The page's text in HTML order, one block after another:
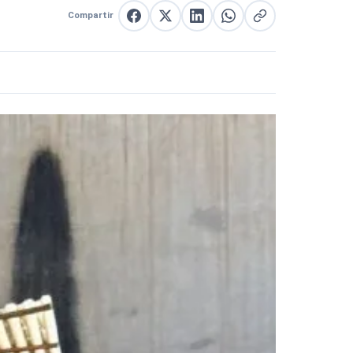
Compartir Compartir en Facebook
Compartir en X
Compartir en LinkedIn
Compartir en WhatsApp
Copiar enlace